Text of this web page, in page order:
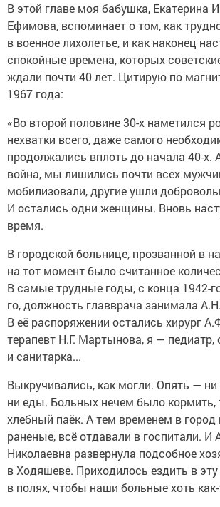
В этой главе моя бабушка, Екатерина
Ефимова, вспоминает о том, как
в военное лихолетье, и как наконец
спокойные времена, которых
ждали почти 40 лет. Цитирую по
1967 года:
«Во второй половине 30-х наметился
нехватки всего, даже самого
продолжались вплоть до начала 40-х.
война, мы лишились почти всех
мобилизовали, другие ушли
И остались одни женщины. Вновь
время.
В городской больнице, прозванной в
на тот момент было считанное
В самые трудные годы, с конца 1942-
го, должность главврача занимала
В её распоряжении остались хирург
терапевт Н.Г. Мартынова, я — педиатр,
и санитарка...
Выкручивались, как могли. Опять — ни
ни еды. Больных нечем было кормить,
хлебный паёк. А тем временем в
раненые, всё отдавали в госпитали. И
Николаевна развернула подсобное
в Ходяшеве. Приходилось ездить в
в полях, чтобы наши больные хоть